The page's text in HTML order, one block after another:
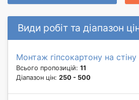
Види робіт та діапазон
Монтаж гіпсокартону на стіну
Всього пропозицій: 11
Діапазон цін: 250 - 500